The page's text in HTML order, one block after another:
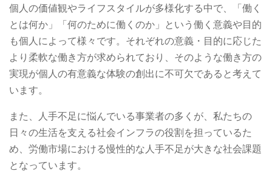
個人の価値観やライフスタイルが多様化する中で、「働く
とは何か」「何のために働くのか」という働く意義や目的
も個人によって様々です。それぞれの意義・目的に応じた
より柔軟な働き方が求められており、そのような働き方の
実現が個人の有意義な体験の創出に不可欠であると考えて
います。
また、人手不足に悩んでいる事業者の多くが、私たちの
日々の生活を支える社会インフラの役割を担っているた
め、労働市場における慢性的な人手不足が大きな社会課題
となっています。